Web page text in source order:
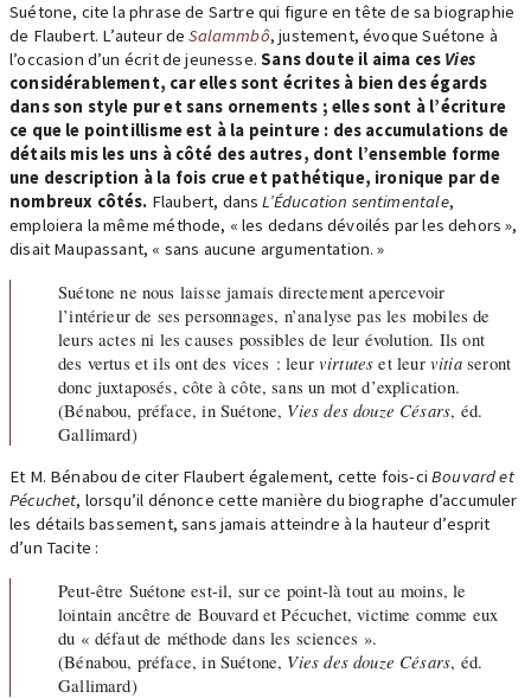
Suétone, cite la phrase de Sartre qui figure en tête de sa biographie
de Flaubert. L’auteur deSalammbô, justement, évoque Suétone à
l’occasion d’un écrit de jeunesse.Sans doute il aima ces Vies
considérablement, car elles sont écrites à bien des égards
dans son style pur et sans ornements ; elles sont à l’écriture
ce que le pointillisme est à la peinture : des accumulations de
détails mis les uns à côté des autres, dont l’ensemble forme
une description à la fois crue et pathétique, ironique par de
nombreux côtés. Flaubert, dansL’Éducation sentimentale,
emploiera la même méthode, « les dedans dévoilés par les dehors »,
disait Maupassant, « sans aucune argumentation. »
Suétone ne nous laisse jamais directement apercevoir
l’intérieur de ses personnages, n’analyse pas les mobiles de
leurs actes ni les causes possibles de leur évolution. Ils ont
des vertus et ils ont des vices : leur virtutes et leur vitiaseront
donc juxtaposés, côte à côte, sans un mot d’explication.
(Bénabou, préface, in Suétone, Vies des douze Césars, éd.
Gallimard)
Et M. Bénabou de citer Flaubert également, cette fois-ciBouvard et
Pécuchet, lorsqu’il dénonce cette manière du biographe d’accumuler
les détails bassement, sans jamais atteindre à la hauteur d’esprit
d’un Tacite :
Peut-être Suétone est-il, sur ce point-là tout au moins, le
lointain ancêtre de Bouvard et Pécuchet, victime comme eux
du « défaut de méthode dans les sciences ».
(Bénabou, préface, in Suétone, Vies des douze Césars, éd.
Gallimard)